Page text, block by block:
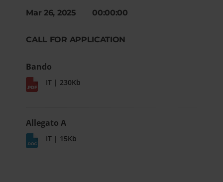
Mar 26, 2025 00:00:00
CALL FOR APPLICATION
Bando
IT | 230Kb
Allegato A
IT | 15Kb